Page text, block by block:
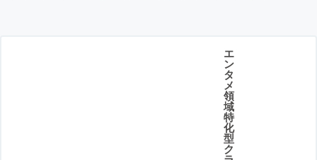
エ
ン
タ
メ
領
域
特
化
型
ク